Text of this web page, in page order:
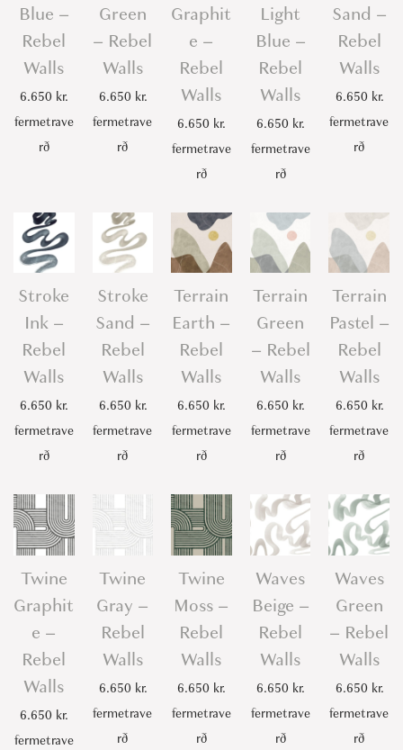
Blue –
Rebel
Walls
6.650 kr.
fermetrave
rð
Green
– Rebel
Walls
6.650 kr.
fermetrave
rð
Graphit
e –
Rebel
Walls
6.650 kr.
fermetrave
rð
Light
Blue –
Rebel
Walls
6.650 kr.
fermetrave
rð
Sand –
Rebel
Walls
6.650 kr.
fermetrave
rð
Stroke
Ink –
Rebel
Walls
6.650 kr.
fermetrave
rð
Stroke
Sand –
Rebel
Walls
6.650 kr.
fermetrave
rð
Terrain
Earth –
Rebel
Walls
6.650 kr.
fermetrave
rð
Terrain
Green
– Rebel
Walls
6.650 kr.
fermetrave
rð
Terrain
Pastel –
Rebel
Walls
6.650 kr.
fermetrave
rð
Twine
Graphit
e –
Rebel
Walls
6.650 kr.
fermetrave
Twine
Gray –
Rebel
Walls
6.650 kr.
fermetrave
rð
Twine
Moss –
Rebel
Walls
6.650 kr.
fermetrave
rð
Waves
Beige –
Rebel
Walls
6.650 kr.
fermetrave
rð
Waves
Green
– Rebel
Walls
6.650 kr.
fermetrave
rð